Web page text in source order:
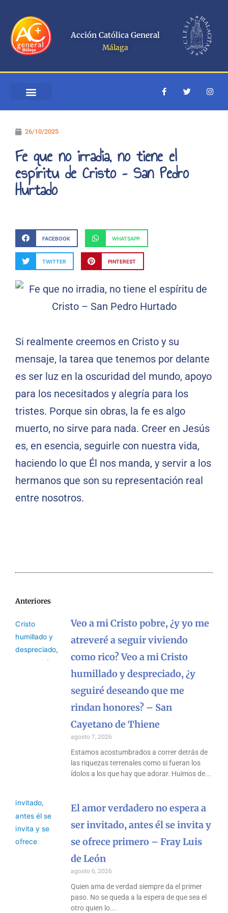
contenido
Acción Católica General
Málaga
F
a
e
T
w
t
I
n
t
26/10/2025
Fe que no irradia, no tiene el
espíritu de Cristo – San Pedro
Hurtado
FACEBOOK WHATSAPP
TWITTER PINTEREST
Si realmente creemos en Cristo y su
mensaje, la tarea que tenemos por delante
es ser luz en la oscuridad del mundo, apoyo
para los necesitados y alegría para los
tristes. Porque sin obras, la fe es algo
muerto, no sirve para nada. Creer en Jesús
es, en esencia, seguirle con nuestra vida,
haciendo lo que Él nos manda, y servir a los
hermanos que son su representación real
entre nosotros.
Anteriores
Veo a mi Cristo pobre, ¿y yo me
atreveré a seguir viviendo
como rico? Veo a mi Cristo
humillado y despreciado, ¿y
seguiré deseando que me
rindan honores? – San
Cayetano de Thiene
agosto 7, 2026
Estamos acostumbrados a correr detrás de
las riquezas terrenales como si fueran los
ídolos a los que hay que adorar. Huimos de
El amor verdadero no espera a
ser invitado, antes él se invita y
se ofrece primero – Fray Luis
de León
agosto 6, 2026
Quien ama de verdad siempre da el primer
paso. No se queda a la espera de que sea el
otro quien lo